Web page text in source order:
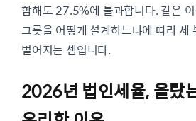
함해도 27.5%에 불과합니다. 같은
그릇을 어떻게 설계하느냐에 따라 세
벌어지는 셈입니다.
2026년 법인세율, 올랐